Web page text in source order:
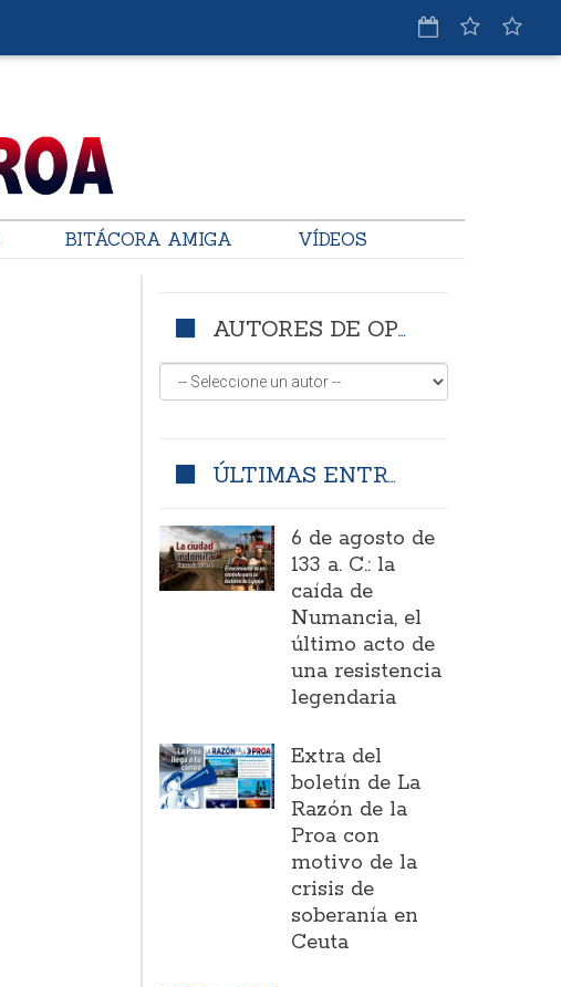
BITÁCORA AMIGA VÍDEOS
AUTORES DE OPINIÓN
ÚLTIMAS ENTRADAS
6 de agosto de
133 a. C.: la
caída de
Numancia, el
último acto de
una resistencia
legendaria
Extra del
boletín de La
Razón de la
Proa con
motivo de la
crisis de
soberanía en
Ceuta